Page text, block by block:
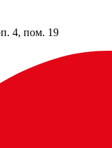
4, пом. 19